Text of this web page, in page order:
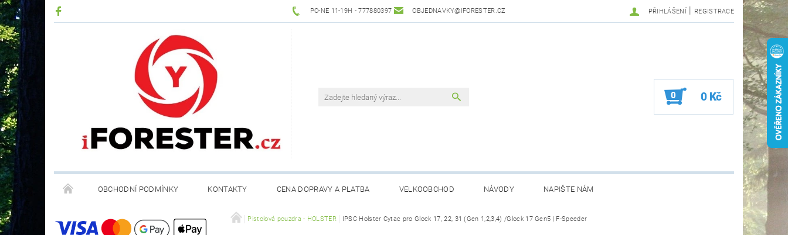
PO-NE 11-19H - 777880397 OBJEDNAVKY@IFORESTER.CZ PŘIHLÁŠENÍ | REGISTRACE
0 0 Kč
OBCHODNÍ PODMÍNKY KONTAKTY CENA DOPRAVY A PLATBA VELKOOBCHOD NÁVODY NAPIŠTE NÁM
RECYKLACE ELEKTROODPADU A BATERIÍ Pistolová pouzdra - HOLSTER IPSC Holster Cytac pro Glock 17, 22, 31 (Gen 1,2,3,4) /Glock 17 Gen5 | F-Speeder